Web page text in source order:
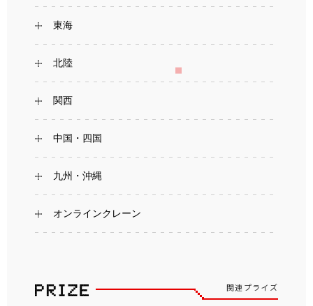
東海
北陸
関西
中国・四国
九州・沖縄
オンラインクレーン
関連プライズ